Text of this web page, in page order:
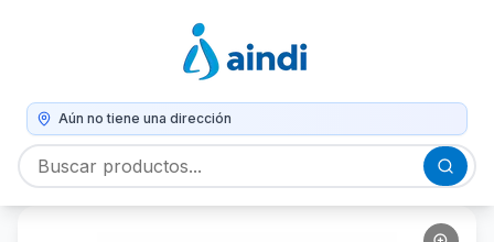
Aún no tiene una dirección